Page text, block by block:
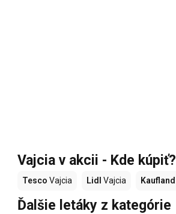
Vajcia v akcii - Kde kúpiť?
Tesco Vajcia Lidl Vajcia Kaufland
Ďalšie letáky z kategórie